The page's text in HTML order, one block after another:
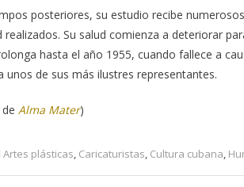
posteriores, su estudio recibe
realizados. Su salud comienza a deteriorar
hasta el año 1955, cuando fallece a
unos de sus más ilustres representantes.
Alma Mater)
Artes plásticas, Caricaturistas, Cultura cubana,